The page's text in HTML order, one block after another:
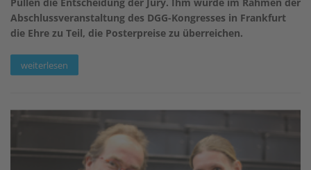
Abschlussveranstaltung des DGG-Kongresses in Frankfurt
die Ehre zu Teil, die Posterpreise zu überreichen.
weiterlesen